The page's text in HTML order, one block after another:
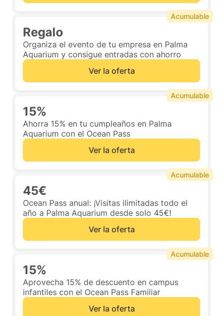
Regalo
Organiza el evento de tu empresa en Palma
Aquarium y consigue entradas con ahorro
Ver la oferta
Acumulable
15%
Ahorra 15% en tu cumpleaños en Palma
Aquarium con el Ocean Pass
Ver la oferta
Acumulable
45€
Ocean Pass anual: ¡Visitas ilimitadas todo el
año a Palma Aquarium desde solo 45€!
Ver la oferta
Acumulable
15%
Aprovecha 15% de descuento en campus
infantiles con el Ocean Pass Familiar
Ver la oferta
Acumulable